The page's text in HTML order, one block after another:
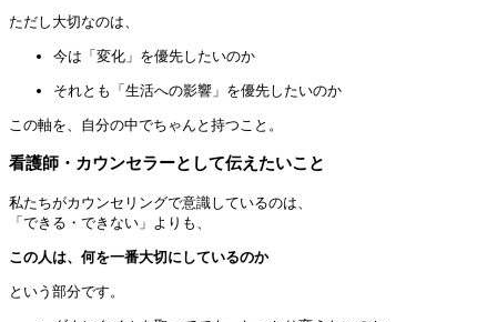
ただし大切なのは、
今は「変化」を優先したいのか
それとも「生活への影響」を優先したいのか
この軸を、自分の中でちゃんと持つこと。
看護師・カウンセラーとして伝えたいこと
私たちがカウンセリングで意識しているのは、
「できる・できない」よりも、
この人は、何を一番大切にしているのか
という部分です。